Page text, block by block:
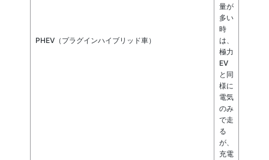
PHEV（プラグインハイブリッド車）
量が
多い
時
は、
極力
EV
と同
様に
電気
のみ
で走
る
が、
充電